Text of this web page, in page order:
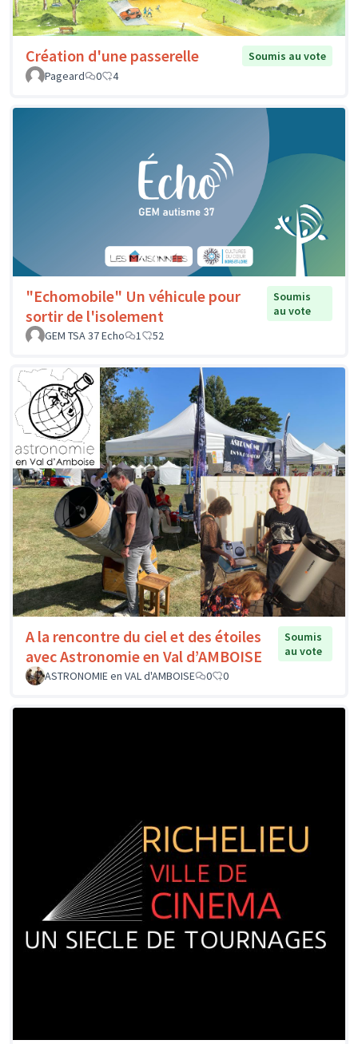
Création d'une passerelle
Soumis au vote
Pageard
0 4
"Echomobile" Un véhicule pour
sortir de l'isolement
Soumis
au vote
GEM TSA 37 Echo
1 52
A la rencontre du ciel et des étoiles
avec Astronomie en Val d’AMBOISE
Soumis
au vote
ASTRONOMIE en VAL d'AMBOISE
0 0